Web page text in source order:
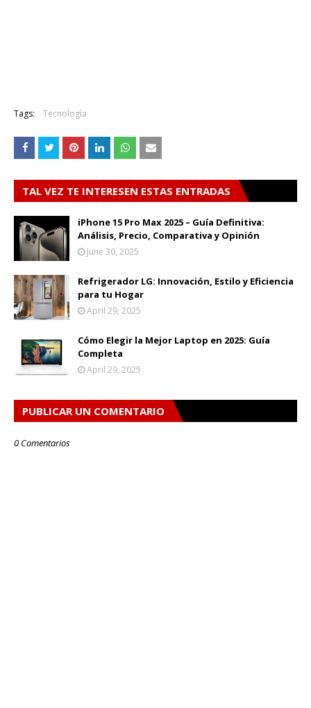
Tags: Tecnología
TAL VEZ TE INTERESEN ESTAS ENTRADAS
iPhone 15 Pro Max 2025 – Guía Definitiva:
Análisis, Precio, Comparativa y Opinión
June 30, 2025
Refrigerador LG: Innovación, Estilo y Eficiencia
para tu Hogar
April 29, 2025
Cómo Elegir la Mejor Laptop en 2025: Guía
Completa
April 29, 2025
PUBLICAR UN COMENTARIO
0 Comentarios